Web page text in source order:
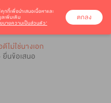
ไม่ใช่นางเอก
นข้อเสนอ
คุกกี้เพื่อนำเสนอเนื้อหาและ
เพิ่มเติม
ยบายความเป็นส่วนตัว’
ตกลง